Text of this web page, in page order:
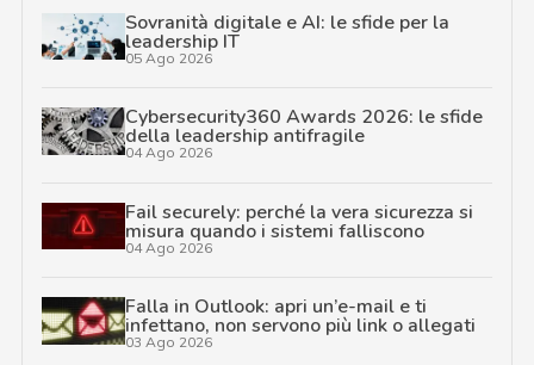
Sovranità digitale e AI: le sfide per la
leadership IT
05 Ago 2026
Cybersecurity360 Awards 2026: le sfide
della leadership antifragile
04 Ago 2026
Fail securely: perché la vera sicurezza si
misura quando i sistemi falliscono
04 Ago 2026
Falla in Outlook: apri un’e-mail e ti
infettano, non servono più link o allegati
03 Ago 2026